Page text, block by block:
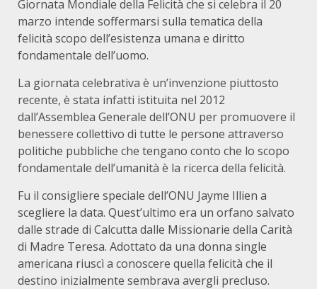
Giornata Mondiale della Felicità che si celebra il 20
marzo intende soffermarsi sulla tematica della
felicità scopo dell’esistenza umana e diritto
fondamentale dell’uomo.
La giornata celebrativa è un’invenzione piuttosto
recente, è stata infatti istituita nel 2012
dall’Assemblea Generale dell’ONU per promuovere il
benessere collettivo di tutte le persone attraverso
politiche pubbliche che tengano conto che lo scopo
fondamentale dell’umanità è la ricerca della felicità.
Fu il consigliere speciale dell’ONU Jayme Illien a
scegliere la data. Quest’ultimo era un orfano salvato
dalle strade di Calcutta dalle Missionarie della Carità
di Madre Teresa. Adottato da una donna single
americana riuscì a conoscere quella felicità che il
destino inizialmente sembrava avergli precluso.